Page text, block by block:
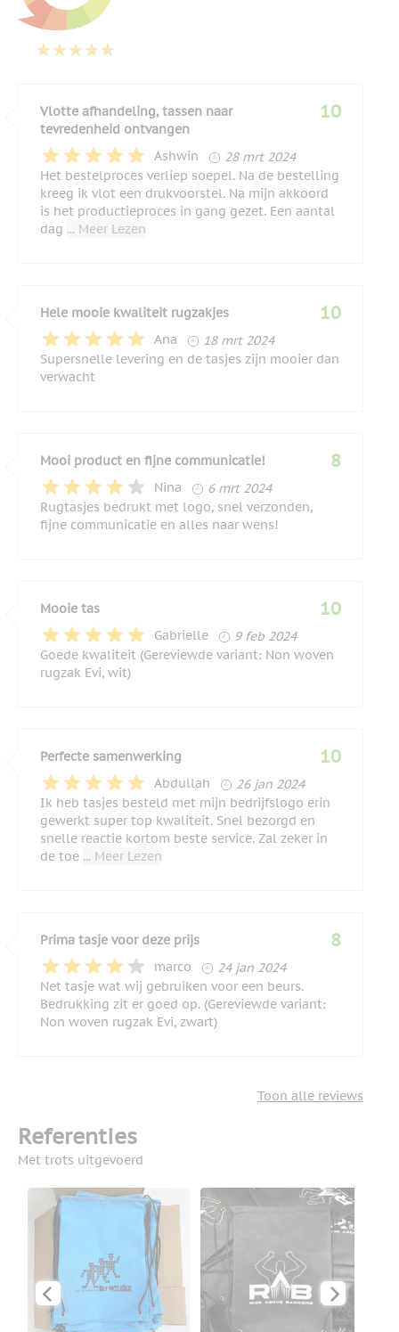
Vlotte afhandeling, tassen naar
tevredenheid ontvangen
Ashwin
28 maart 2024
28 mrt 2024
10
Het bestelproces verliep soepel. Na de bestelling
kreeg ik vlot een drukvoorstel. Na mijn akkoord
is het productieproces in gang gezet. Een aantal
dag ... Meer Lezen
Hele mooie kwaliteit rugzakjes
Ana
18 maart 2024
18 mrt 2024
10
Supersnelle levering en de tasjes zijn mooier dan
verwacht
Mooi product en fijne communicatie!
Nina
6 maart 2024
6 mrt 2024
8
Rugtasjes bedrukt met logo, snel verzonden,
fijne communicatie en alles naar wens!
Mooie tas
Gabrielle
9 februari 2024
9 feb 2024
10
Goede kwaliteit (Gereviewde variant: Non woven
rugzak Evi, wit)
Perfecte samenwerking
Abdullah
26 januari 2024
26 jan 2024
10
Ik heb tasjes besteld met mijn bedrijfslogo erin
gewerkt super top kwaliteit. Snel bezorgd en
snelle reactie kortom beste service. Zal zeker in
de toe ... Meer Lezen
Prima tasje voor deze prijs
marco
24 januari 2024
24 jan 2024
8
Net tasje wat wij gebruiken voor een beurs.
Bedrukking zit er goed op. (Gereviewde variant:
Non woven rugzak Evi, zwart)
Toon alle reviews
Referenties
Met trots uitgevoerd